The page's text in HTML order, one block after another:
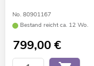
No. 80901167
Bestand reicht ca. 12 Wo.
799,00€